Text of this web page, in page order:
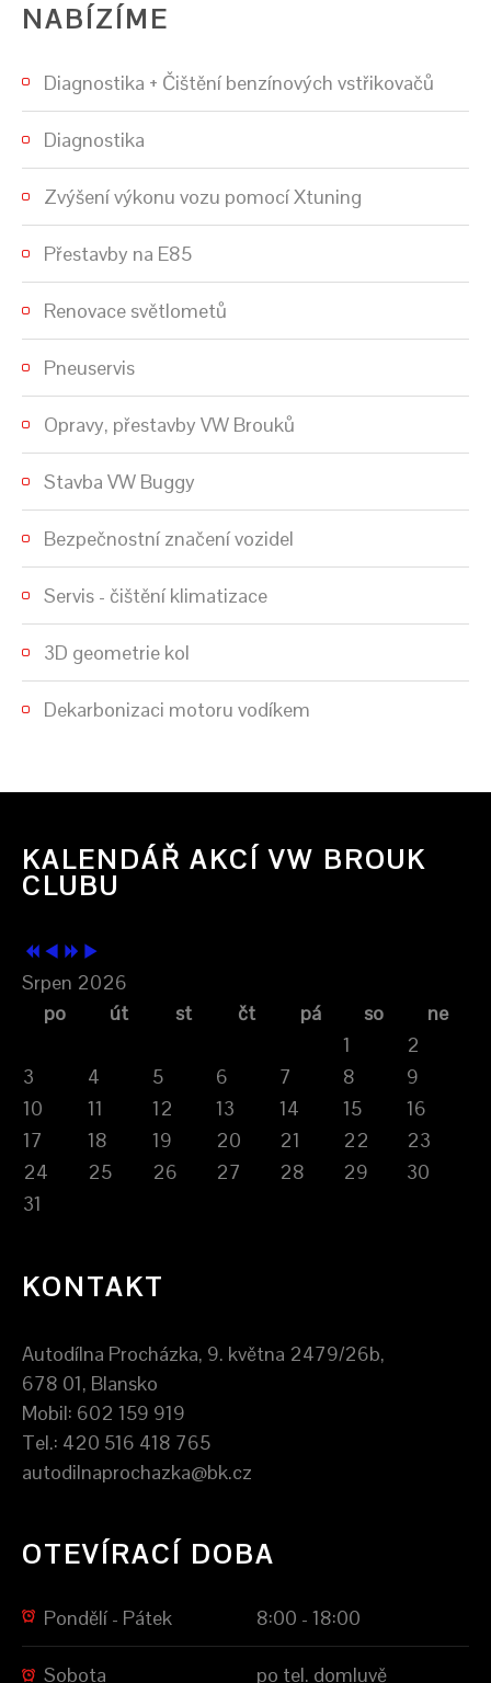
NABÍZÍME
Diagnostika + Čištění benzínových vstřikovačů
Diagnostika
Zvýšení výkonu vozu pomocí Xtuning
Přestavby na E85
Renovace světlometů
Pneuservis
Opravy, přestavby VW Brouků
Stavba VW Buggy
Bezpečnostní značení vozidel
Servis - čištění klimatizace
3D geometrie kol
Dekarbonizaci motoru vodíkem
KALENDÁŘ AKCÍ VW BROUK
CLUBU
Srpen 2026
po
út st čt pá so
ne
1
2
3
4 5 6 7 8
9
10
11 12 13 14 15
16
17
18 19 20 21 22
23
24
25 26 27 28 29
30
31
KONTAKT
Autodílna Procházka, 9. května 2479/26b,
678 01, Blansko
Mobil: 602 159 919
Tel.: 420 516 418 765
autodilnaprochazka@bk.cz
OTEVÍRACÍ DOBA
Pondělí - Pátek 8:00 - 18:00
Sobota po tel. domluvě